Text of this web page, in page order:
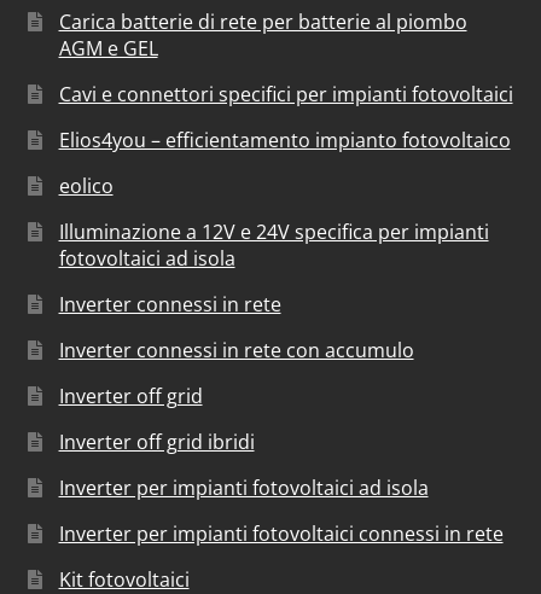
Carica batterie di rete per batterie al piombo
AGM e GEL
Cavi e connettori specifici per impianti fotovoltaici
Elios4you – efficientamento impianto fotovoltaico
eolico
Illuminazione a 12V e 24V specifica per impianti
fotovoltaici ad isola
Inverter connessi in rete
Inverter connessi in rete con accumulo
Inverter off grid
Inverter off grid ibridi
Inverter per impianti fotovoltaici ad isola
Inverter per impianti fotovoltaici connessi in rete
Kit fotovoltaici